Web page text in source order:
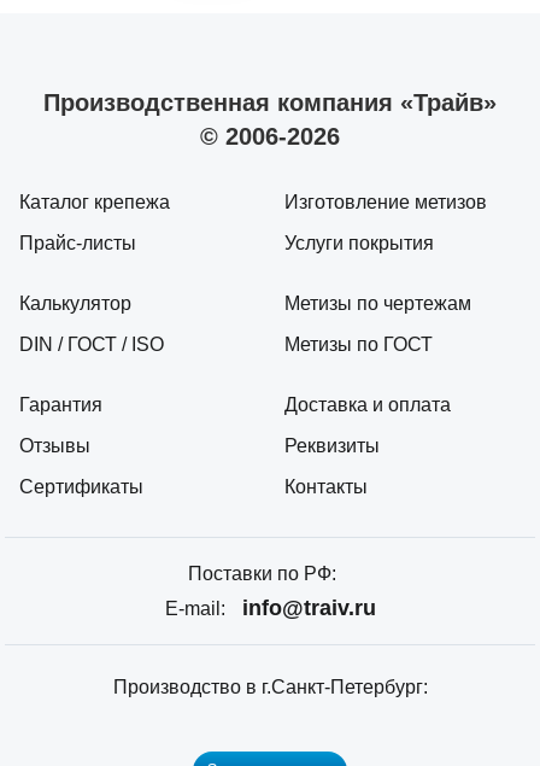
Производственная компания «Трайв»
© 2006-2026
Каталог крепежа
Прайс-листы
Калькулятор
DIN / ГОСТ / ISO
Гарантия
Отзывы
Сертификаты
Изготовление метизов
Услуги покрытия
Метизы по чертежам
Метизы по ГОСТ
Доставка и оплата
Реквизиты
Контакты
Поставки по РФ:
E-mail:
info@traiv.ru
Производство в г.Санкт-Петербург: